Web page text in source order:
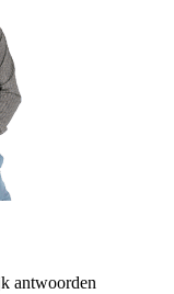
antwoorden